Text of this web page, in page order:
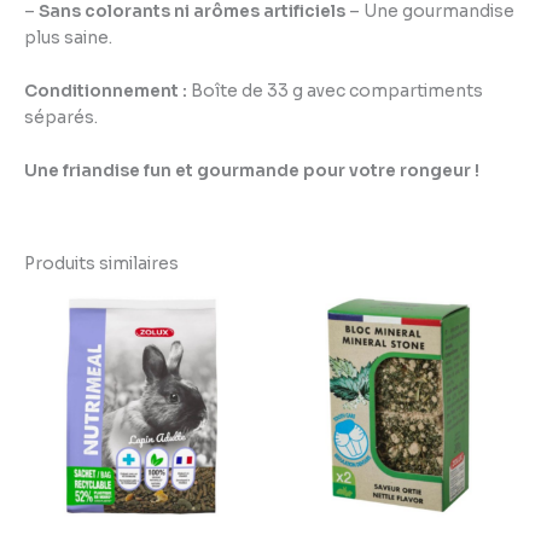
– Sans colorants ni arômes artificiels – Une gourmandise
plus saine.
Conditionnement : Boîte de 33 g avec compartiments
séparés.
Une friandise fun et gourmande pour votre rongeur !
Produits similaires
prix :
3,79 €
à
10,29 €